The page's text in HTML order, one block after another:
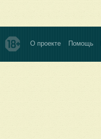
О проекте Помощь